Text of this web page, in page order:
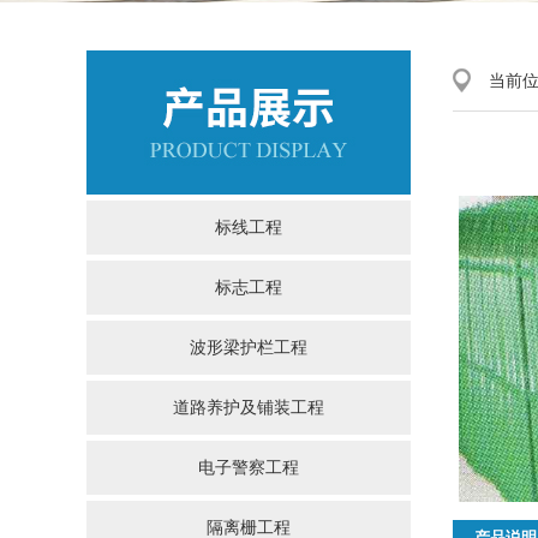
标线工程
标志工程
波形梁护栏工程
道路养护及铺装工程
电子警察工程
隔离栅工程
当前